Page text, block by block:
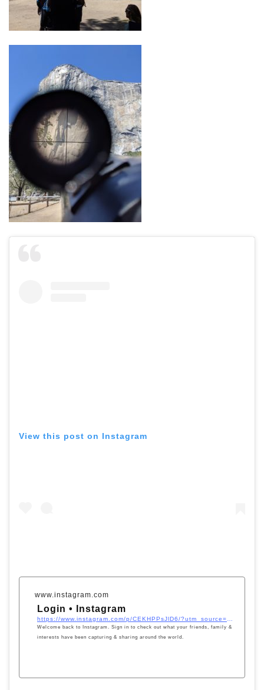
View this post on Instagram
www.instagram.com
Login • Instagram
Welcome back to Instagram. Sign in to check out what your friends, family &
interests have been capturing & sharing around the world.